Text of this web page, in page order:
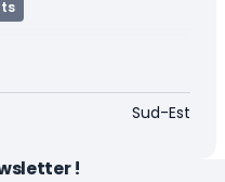
Sud-Est
!